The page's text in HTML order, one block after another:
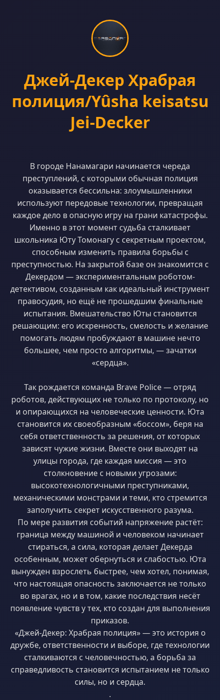
Джей-Декер Храбрая
полиция/Yûsha keisatsu
Jei-Decker
В городе Нанамагари начинается череда
преступлений, с которыми обычная полиция
оказывается бессильна: злоумышленники
используют передовые технологии, превращая
каждое дело в опасную игру на грани катастрофы.
Именно в этот момент судьба сталкивает
школьника Юту Томонагу с секретным проектом,
способным изменить правила борьбы с
преступностью. На закрытой базе он знакомится с
Декердом — экспериментальным роботом-
детективом, созданным как идеальный инструмент
правосудия, но ещё не прошедшим финальные
испытания. Вмешательство Юты становится
решающим: его искренность, смелость и желание
помогать людям пробуждают в машине нечто
большее, чем просто алгоритмы, — зачатки
«сердца».
Так рождается команда Brave Police — отряд
роботов, действующих не только по протоколу, но
и опирающихся на человеческие ценности. Юта
становится их своеобразным «боссом», беря на
себя ответственность за решения, от которых
зависят чужие жизни. Вместе они выходят на
улицы города, где каждая миссия — это
столкновение с новыми угрозами:
высокотехнологичными преступниками,
механическими монстрами и теми, кто стремится
заполучить секрет искусственного разума.
По мере развития событий напряжение растёт:
граница между машиной и человеком начинает
стираться, а сила, которая делает Декерда
особенным, может обернуться и слабостью. Юта
вынужден взрослеть быстрее, чем хотел, понимая,
что настоящая опасность заключается не только
во врагах, но и в том, какие последствия несёт
появление чувств у тех, кто создан для выполнения
приказов.
«Джей-Декер: Храбрая полиция» — это история о
дружбе, ответственности и выборе, где технологии
сталкиваются с человечностью, а борьба за
справедливость становится испытанием не только
силы, но и сердца.
.